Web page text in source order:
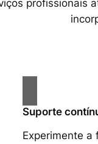
profissionais
Suporte
Experimente a